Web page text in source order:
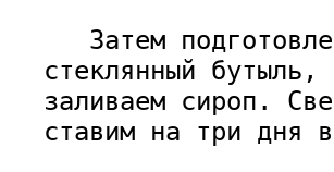
Затем
стеклянный
заливаем сироп.
ставим на три дня